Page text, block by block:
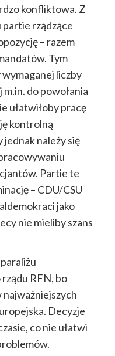
konfliktowa. Z
rządzące
– razem
Tym
wymaganej liczby
do powołania
ułatwiłoby pracę
kontrolną
należy się
Partie te
– CDU/CSU
jako
nie mieliby szans
RFN, bo
najważniejszych
Decyzje
co nie ułatwi